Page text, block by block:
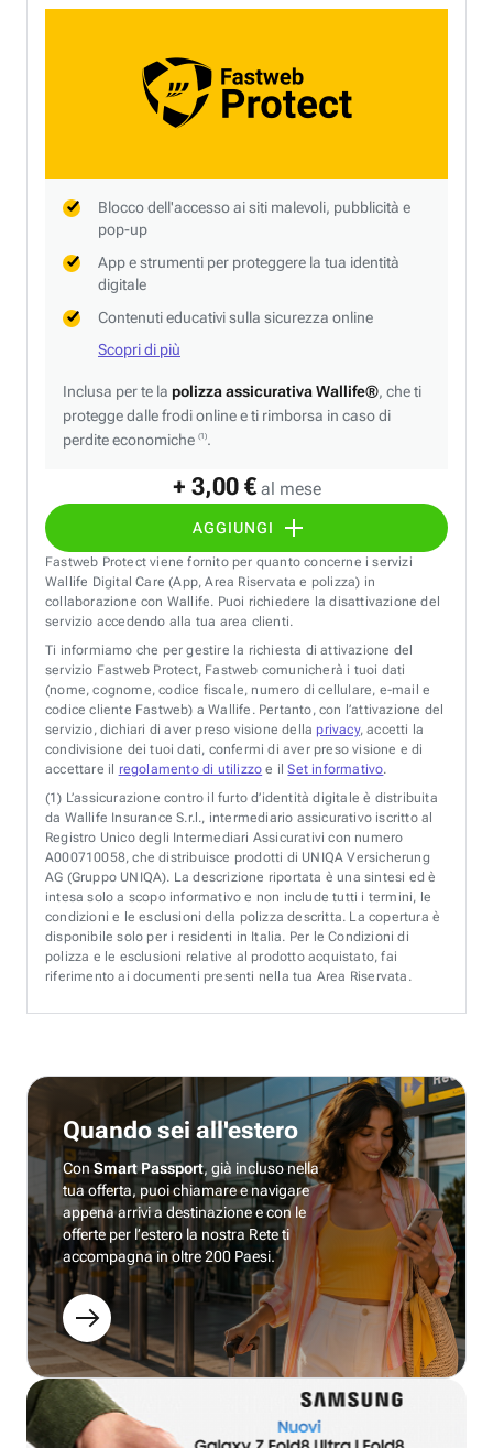
+ 3,00 € al mese
AGGIUNGI
Blocco dell'accesso ai siti malevoli, pubblicità e
pop-up
App e strumenti per proteggere la tua identità
digitale
Contenuti educativi sulla sicurezza online
Scopri di più
Inclusa per te la polizza assicurativa Wallife®, che ti
protegge dalle frodi online e ti rimborsa in caso di
perdite economiche (1).
Fastweb Protect viene fornito per quanto concerne i servizi
Wallife Digital Care (App, Area Riservata e polizza) in
collaborazione con Wallife. Puoi richiedere la disattivazione del
servizio accedendo alla tua area clienti.
Ti informiamo che per gestire la richiesta di attivazione del
servizio Fastweb Protect, Fastweb comunicherà i tuoi dati
(nome, cognome, codice fiscale, numero di cellulare, e-mail e
codice cliente Fastweb) a Wallife. Pertanto, con l’attivazione del
servizio, dichiari di aver preso visione della privacy, accetti la
condivisione dei tuoi dati, confermi di aver preso visione e di
accettare il regolamento di utilizzo e ilSet informativo.
(1) L’assicurazione contro il furto d’identità digitale è distribuita
da Wallife Insurance S.r.l., intermediario assicurativo iscritto al
Registro Unico degli Intermediari Assicurativi con numero
A000710058, che distribuisce prodotti di UNIQA Versicherung
AG (Gruppo UNIQA). La descrizione riportata è una sintesi ed è
intesa solo a scopo informativo e non include tutti i termini, le
condizioni e le esclusioni della polizza descritta. La copertura è
disponibile solo per i residenti in Italia. Per le Condizioni di
polizza e le esclusioni relative al prodotto acquistato, fai
riferimento ai documenti presenti nella tua Area Riservata.
Quando sei all'estero
ConSmart Passport, già incluso nella
tua offerta, puoi chiamare e navigare
appena arrivi a destinazione e con le
offerte per l’estero la nostra Rete ti
accompagna in oltre 200 Paesi.